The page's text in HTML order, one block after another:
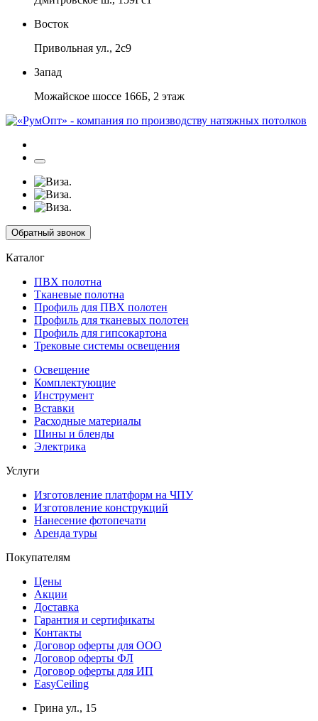
Восток
Привольная ул., 2с9
Запад
Можайское шоссе 166Б, 2 этаж
Обратный звонок
Каталог
ПВХ полотна
Тканевые полотна
Профиль для ПВХ полотен
Профиль для тканевых полотен
Профиль для гипсокартона
Трековые системы освещения
Освещение
Комплектующие
Инструмент
Вставки
Расходные материалы
Шины и бленды
Электрика
Услуги
Изготовление платформ на ЧПУ
Изготовление конструкций
Нанесение фотопечати
Аренда туры
Покупателям
Цены
Акции
Доставка
Гарантия и сертификаты
Контакты
Договор оферты для ООО
Договор оферты ФЛ
Договор оферты для ИП
EasyCeiling
Грина ул., 15